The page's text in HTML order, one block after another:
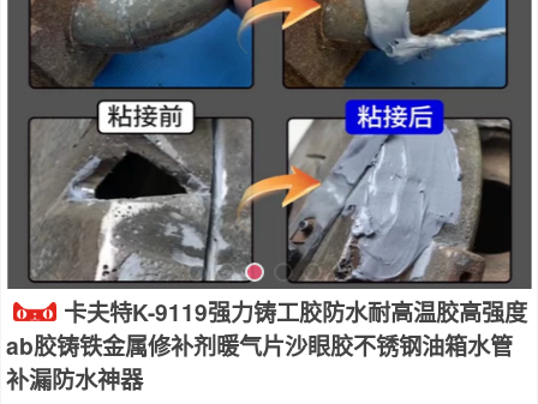
卡夫特K-9119强力铸工胶防水耐高温胶高强度
ab胶铸铁金属修补剂暖气片沙眼胶不锈钢油箱水管
补漏防水神器